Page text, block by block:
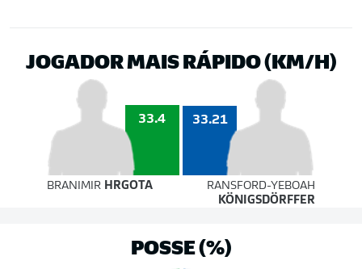
JOGADOR MAIS RÁPIDO (KM/H)
33.4 33.21
BRANIMIR HRGOTA
RANSFORD-YEBOAH
KÖNIGSDÖRFFER
POSSE (%)